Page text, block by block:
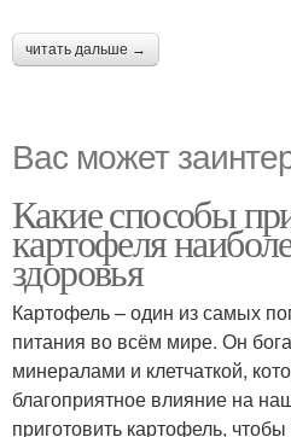
читать дальше →
Вас может
Какие способы
картофеля
здоровья
Картофель – один из самых
питания во всём мире. Он
минералами и клетчаткой,
благоприятное влияние на
приготовить картофель,